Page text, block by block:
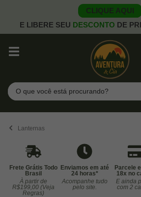
CLIQUE AQUI
E LIBERE SEU DESCONTO DE
Pesquisar
Lanternas
Frete Grátis Todo
Brasil
À partir de
R$199,00 (Veja
Regras)
Enviamos em até
24 horas*
Acompanhe tudo
pelo site.
Parcele
18x no
E ainda
com 2